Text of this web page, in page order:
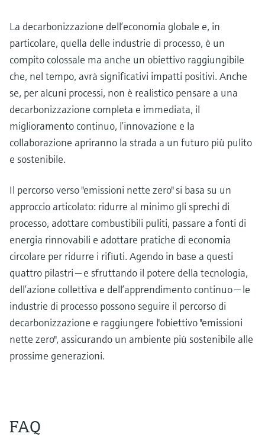
La decarbonizzazione dell’economia globale e, in
particolare, quella delle industrie di processo, è un
compito colossale ma anche un obiettivo raggiungibile
che, nel tempo, avrà significativi impatti positivi. Anche
se, per alcuni processi, non è realistico pensare a una
decarbonizzazione completa e immediata, il
miglioramento continuo, l’innovazione e la
collaborazione apriranno la strada a un futuro più pulito
e sostenibile.
Il percorso verso "emissioni nette zero" si basa su un
approccio articolato: ridurre al minimo gli sprechi di
processo, adottare combustibili puliti, passare a fonti di
energia rinnovabili e adottare pratiche di economia
circolare per ridurre i rifiuti. Agendo in base a questi
quattro pilastri — e sfruttando il potere della tecnologia,
dell’azione collettiva e dell’apprendimento continuo — le
industrie di processo possono seguire il percorso di
decarbonizzazione e raggiungere l'obiettivo "emissioni
nette zero", assicurando un ambiente più sostenibile alle
prossime generazioni.
FAQ